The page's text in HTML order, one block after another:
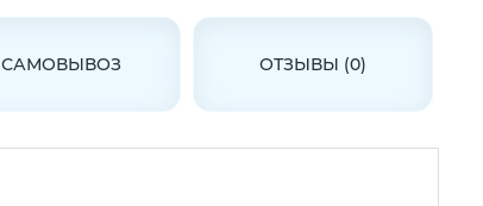
САМОВЫВОЗ ОТЗЫВЫ (0)